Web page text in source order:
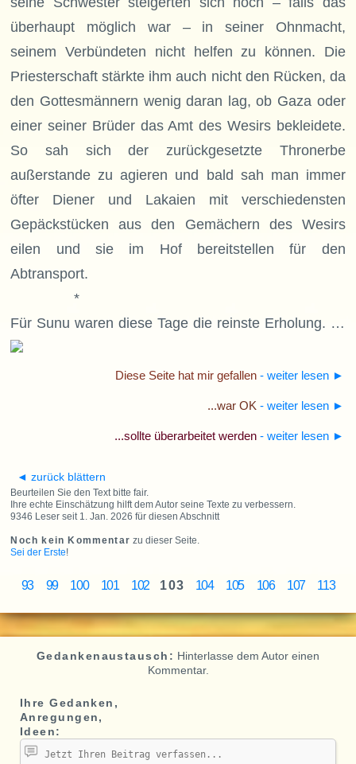
überhaupt möglich war – in seiner Ohnmacht,
seinem Verbündeten nicht helfen zu können. Die
Priesterschaft stärkte ihm auch nicht den Rücken, da
den Gottesmännern wenig daran lag, ob Gaza oder
einer seiner Brüder das Amt des Wesirs bekleidete.
So sah sich der zurückgesetzte Thronerbe
außerstande zu agieren und bald sah man immer
öfter Diener und Lakaien mit verschiedensten
Gepäckstücken aus den Gemächern des Wesirs
eilen und sie im Hof bereitstellen für den
Abtransport.
*
Für Sunu waren diese Tage die reinste Erholung. …
Diese Seite hat mir gefallen- weiter lesen ►
...war OK - weiter lesen ►
...sollte überarbeitet werden - weiter lesen ►
◄ zurück blättern
Beurteilen Sie den Text bitte fair.
Ihre echte Einschätzung hilft dem Autor seine Texte zu verbessern.
9346 Leser seit 1. Jan. 2026 für diesen Abschnitt
Noch kein Kommentar zu dieser Seite.
Sei der Erste!
93 99 100 101 102 103 104 105 106 107 113
Gedankenaustausch: Hinterlasse dem Autor einen
Kommentar.
Ihre Gedanken,
Anregungen,
Ideen: